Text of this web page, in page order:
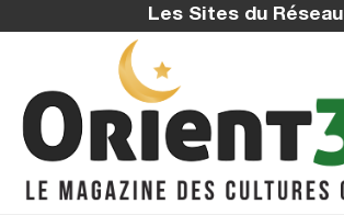
Les Sites du Réseau